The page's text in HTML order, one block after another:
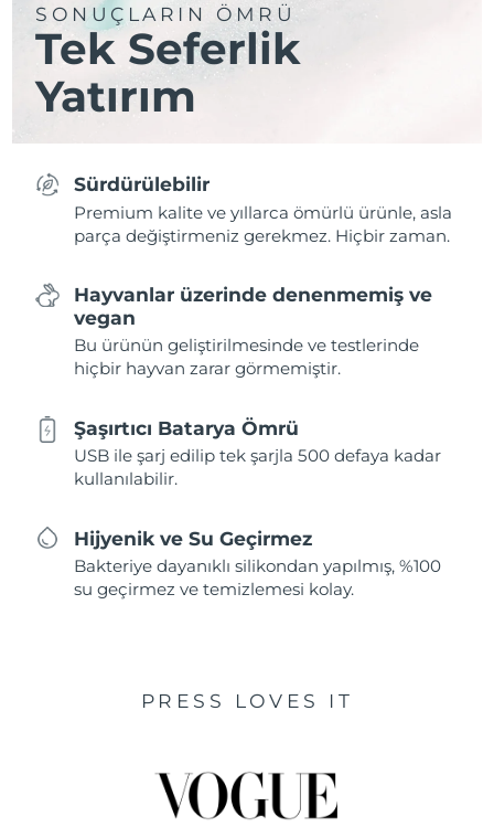
SONUÇLARIN ÖMRÜ
Tek Seferlik
Yatırım
Sürdürülebilir
Premium kalite ve yıllarca ömürlü ürünle, asla
parça değiştirmeniz gerekmez. Hiçbir zaman.
Hayvanlar üzerinde denenmemiş ve
vegan
Bu ürünün geliştirilmesinde ve testlerinde
hiçbir hayvan zarar görmemiştir.
Şaşırtıcı Batarya Ömrü
USB ile şarj edilip tek şarjla 500 defaya kadar
kullanılabilir.
Hijyenik ve Su Geçirmez
Bakteriye dayanıklı silikondan yapılmış, %100
su geçirmez ve temizlemesi kolay.
PRESS LOVES IT